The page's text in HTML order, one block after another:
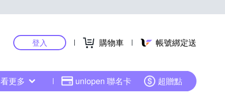
登入 購物車 帳號綁定送
看更多 uniopen 聯名卡 超贈點